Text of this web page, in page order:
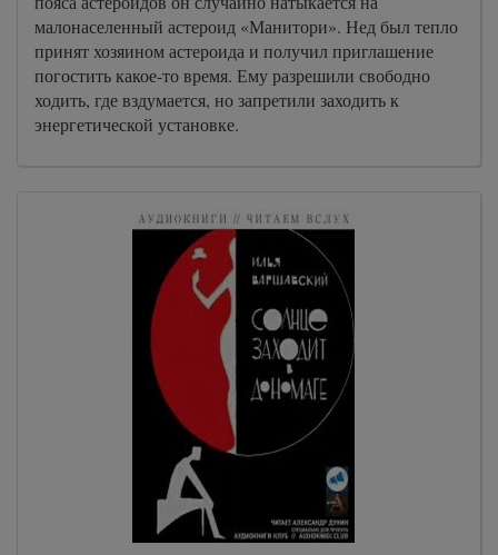
малонаселенный астероид «Манитори». Нед был тепло
принят хозяином астероида и получил приглашение
погостить какое-то время. Ему разрешили свободно
ходить, где вздумается, но запретили заходить к
энергетической установке.